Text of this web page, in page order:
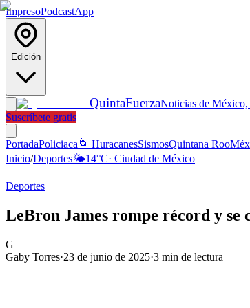
ImpresoPodcastApp
Edición
QuintaFuerzaNoticias de México,
Suscríbete gratis
PortadaPoliciaca 🌀 HuracanesSismosQuintana Roo
Inicio/Deportes🌤️14°C· Ciudad de México
Deportes
LeBron James rompe récord y se
G
Gaby Torres·23 de junio de 2025·3 min de lectura